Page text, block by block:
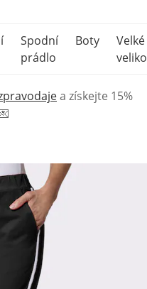
Spodní
prádlo
Boty
Velké
a získejte 15%